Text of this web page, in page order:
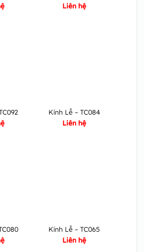
Liên hệ
Kính Lễ – TC084
Liên hệ
Kính Lễ – TC065
Liên hệ